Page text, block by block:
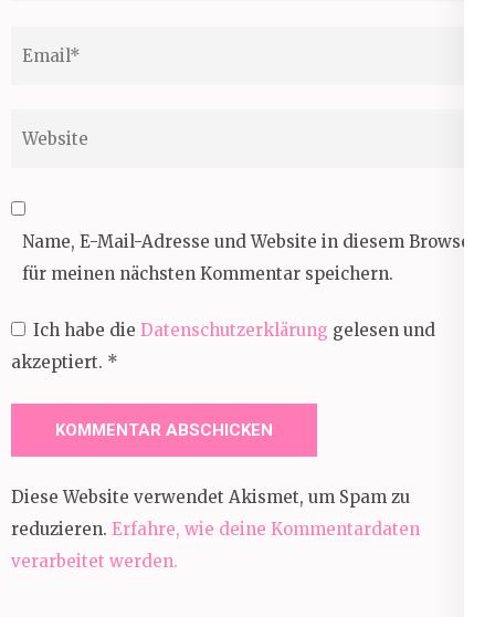
Name, E-Mail-Adresse und Website in diesem Browser
für meinen nächsten Kommentar speichern.
Ich habe die Datenschutzerklärung gelesen und
akzeptiert. *
Diese Website verwendet Akismet, um Spam zu
reduzieren. Erfahre, wie deine Kommentardaten
verarbeitet werden.